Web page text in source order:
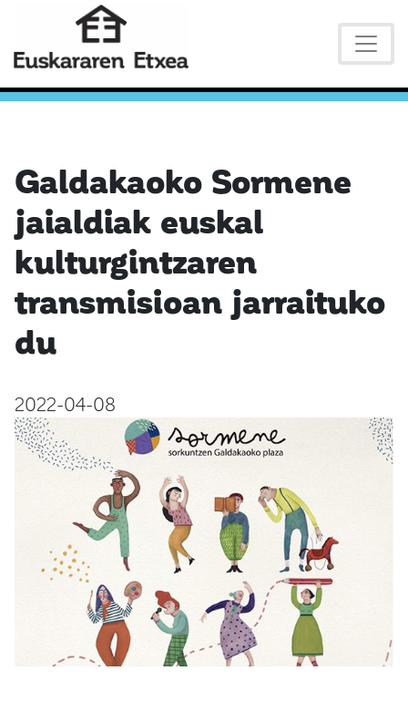
Galdakaoko Sormene
jaialdiak euskal
kulturgintzaren
transmisioan jarraituko
du
2022-04-08